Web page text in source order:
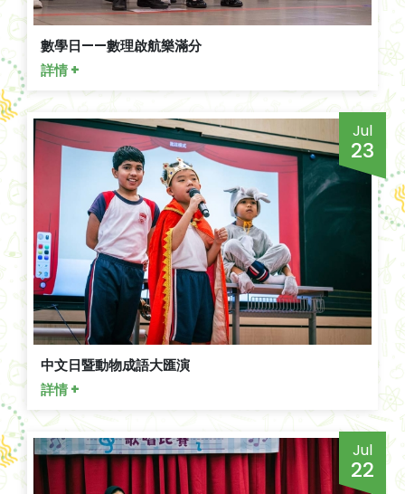
數學日——數理啟航樂滿分
詳情 +
Jul
23
中文日暨動物成語大匯演
詳情 +
Jul
22